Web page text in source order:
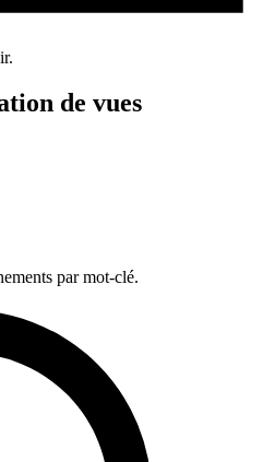
de vues
par mot-clé.